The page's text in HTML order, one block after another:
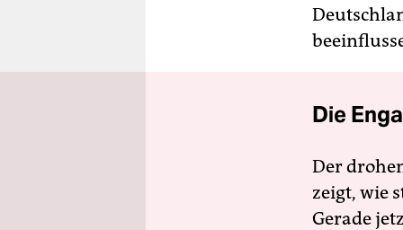
Die
Der
zeigt, wie
Gerade